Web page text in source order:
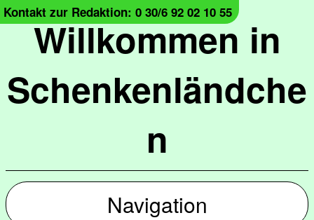
Willkommen in
Schenkenländche
n
Kontakt zur Redaktion: 0 30/6 92 02 10 55
Navigation